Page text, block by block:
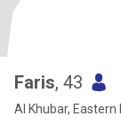
Faris, 43
Al Khubar,